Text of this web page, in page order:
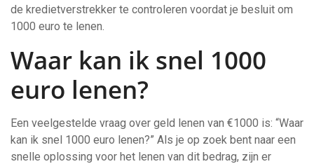
de kredietverstrekker te controleren voordat je besluit om
1000 euro te lenen.
Waar kan ik snel 1000
euro lenen?
Een veelgestelde vraag over geld lenen van €1000 is: “Waar
kan ik snel 1000 euro lenen?” Als je op zoek bent naar een
snelle oplossing voor het lenen van dit bedrag, zijn er